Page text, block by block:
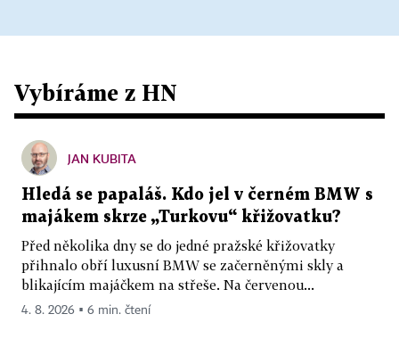
Vybíráme z HN
JAN KUBITA
Hledá se papaláš. Kdo jel v černém BMW s
majákem skrze „Turkovu“ křižovatku?
Před několika dny se do jedné pražské křižovatky
přihnalo obří luxusní BMW se začerněnými skly a
blikajícím majáčkem na střeše. Na červenou...
4. 8. 2026 ▪ 6 min. čtení